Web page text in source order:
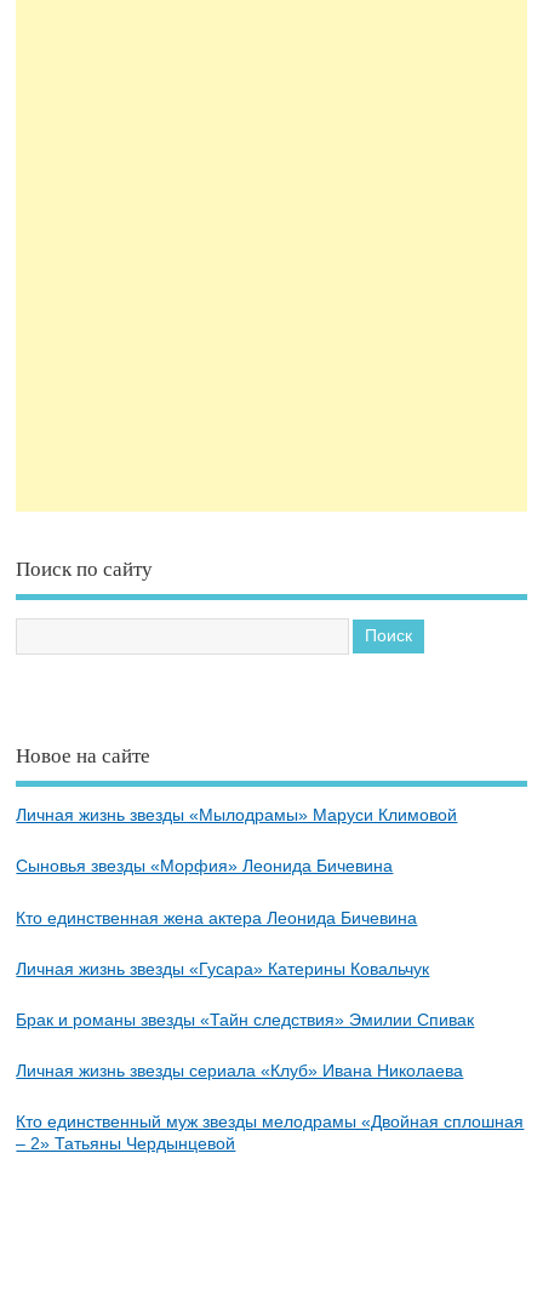
Поиск по сайту
Новое на сайте
Личная жизнь звезды «Мылодрамы» Маруси Климовой
Сыновья звезды «Морфия» Леонида Бичевина
Кто единственная жена актера Леонида Бичевина
Личная жизнь звезды «Гусара» Катерины Ковальчук
Брак и романы звезды «Тайн следствия» Эмилии Спивак
Личная жизнь звезды сериала «Клуб» Ивана Николаева
Кто единственный муж звезды мелодрамы «Двойная сплошная
– 2» Татьяны Чердынцевой